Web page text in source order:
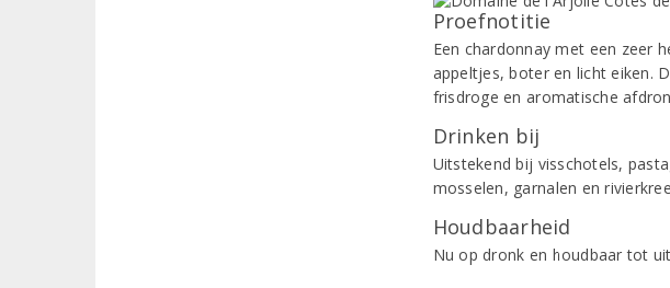
Proefnotitie
Een chardonnay met een zeer
appeltjes, boter en licht eiken.
frisdroge en aromatische
Drinken bij
Uitstekend bij visschotels,
mosselen, garnalen en
Houdbaarheid
Nu op dronk en houdbaar tot